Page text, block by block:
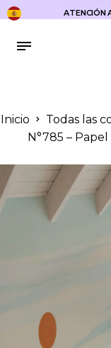
ATENCIÓN
Inicio Todas las
N°785 –